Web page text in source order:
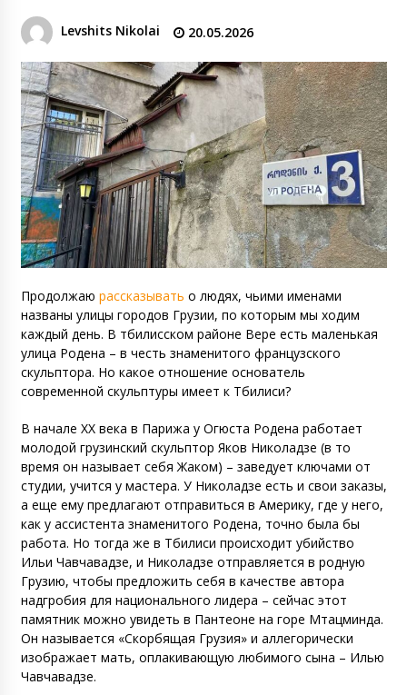
Levshits Nikolai 20.05.2026
Продолжаю рассказывать о людях, чьими именами
названы улицы городов Грузии, по которым мы ходим
каждый день. В тбилисском районе Вере есть маленькая
улица Родена – в честь знаменитого французского
скульптора. Но какое отношение основатель
современной скульптуры имеет к Тбилиси?
В начале ХХ века в Парижа у Огюста Родена работает
молодой грузинский скульптор Яков Николадзе (в то
время он называет себя Жаком) – заведует ключами от
студии, учится у мастера. У Николадзе есть и свои заказы,
а еще ему предлагают отправиться в Америку, где у него,
как у ассистента знаменитого Родена, точно была бы
работа. Но тогда же в Тбилиси происходит убийство
Ильи Чавчавадзе, и Николадзе отправляется в родную
Грузию, чтобы предложить себя в качестве автора
надгробия для национального лидера – сейчас этот
памятник можно увидеть в Пантеоне на горе Мтацминда.
Он называется «Скорбящая Грузия» и аллегорически
изображает мать, оплакивающую любимого сына – Илью
Чавчавадзе.